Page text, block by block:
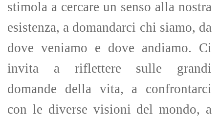
stimola a cercare un senso alla nostra
esistenza, a domandarci chi siamo, da
dove veniamo e dove andiamo. Ci
invita a riflettere sulle grandi
domande della vita, a confrontarci
con le diverse visioni del mondo, a